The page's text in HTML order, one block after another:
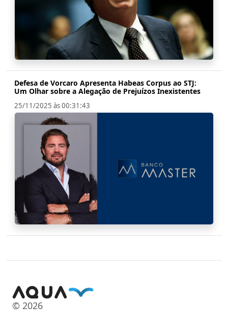
Defesa de Vorcaro Apresenta Habeas Corpus ao STJ:
Um Olhar sobre a Alegação de Prejuízos Inexistentes
25/11/2025 às 00:31:43
© 2026